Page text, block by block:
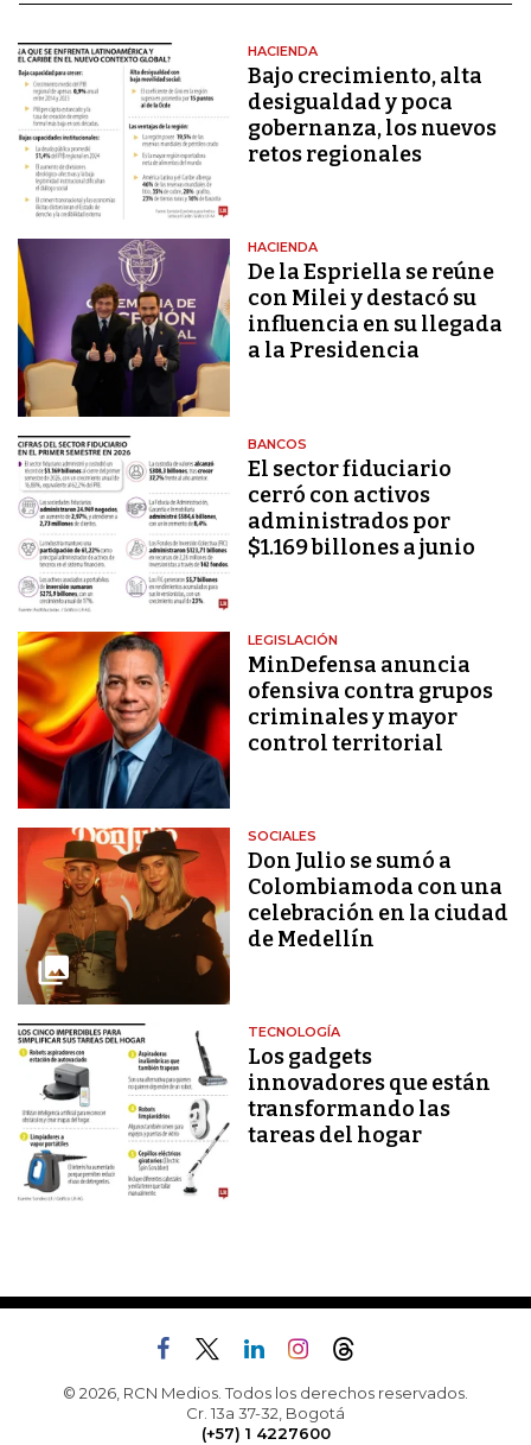
HACIENDA
Bajo crecimiento, alta
desigualdad y poca
gobernanza, los nuevos
retos regionales
HACIENDA
De la Espriella se reúne
con Milei y destacó su
influencia en su llegada
a la Presidencia
BANCOS
El sector fiduciario
cerró con activos
administrados por
$1.169 billones a junio
LEGISLACIÓN
MinDefensa anuncia
ofensiva contra grupos
criminales y mayor
control territorial
SOCIALES
Don Julio se sumó a
Colombiamoda con una
celebración en la ciudad
de Medellín
TECNOLOGÍA
Los gadgets
innovadores que están
transformando las
tareas del hogar
© 2026, RCN Medios. Todos los derechos reservados.
Cr. 13a 37-32, Bogotá
(+57) 1 4227600